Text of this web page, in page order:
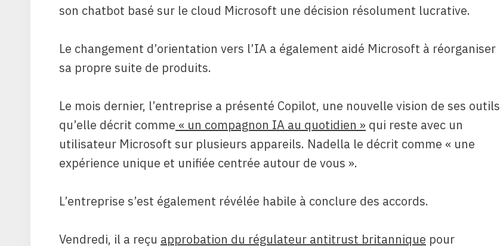
son chatbot basé sur le cloud Microsoft une décision résolument lucrative.
Le changement d’orientation vers l’IA a également aidé Microsoft à réorganiser
sa propre suite de produits.
Le mois dernier, l’entreprise a présenté Copilot, une nouvelle vision de ses outils
qu’elle décrit comme « un compagnon IA au quotidien » qui reste avec un
utilisateur Microsoft sur plusieurs appareils. Nadella le décrit comme « une
expérience unique et unifiée centrée autour de vous ».
L’entreprise s’est également révélée habile à conclure des accords.
Vendredi, il a reçu approbation du régulateur antitrust britannique pour